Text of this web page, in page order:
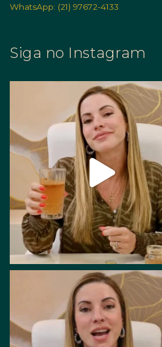
WhatsApp: (21) 97672-4133
Siga no Instagram